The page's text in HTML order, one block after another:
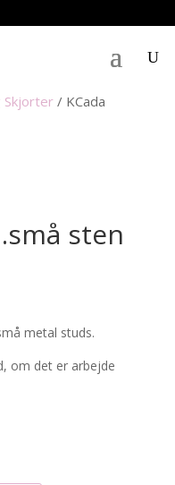
Skjorter/ KCada
sten
metal studs.
om det er arbejde